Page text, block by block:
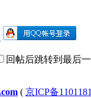
回帖后跳转到最后
( 京ICP备